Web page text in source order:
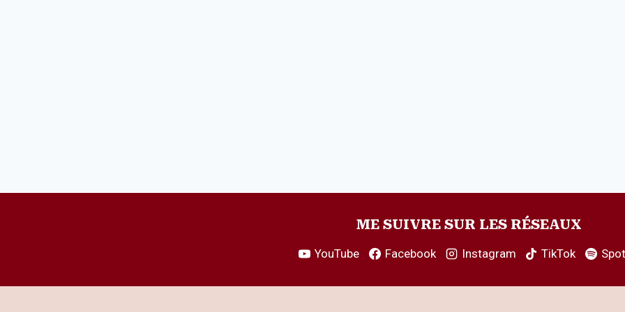
ME SUIVRE SUR LES RÉSEAUX
YouTube Facebook Instagram TikTok